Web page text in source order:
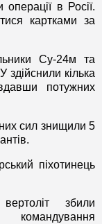
в Росії.
картками за
Су-24м та
кілька
потужних
сил знищили 5
піхотинець
збили
командування